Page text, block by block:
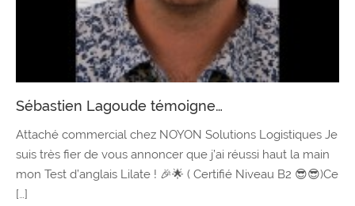
Sébastien Lagoude témoigne…
Attaché commercial chez NOYON Solutions Logistiques Je
suis très fier de vous annoncer que j’ai réussi haut la main
mon Test d’anglais Lilate ! 🎉🌟 ( Certifié Niveau B2 😎😎)Ce
[…]